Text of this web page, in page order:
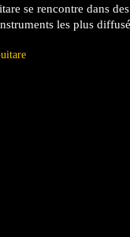
se rencontre dans
les plus